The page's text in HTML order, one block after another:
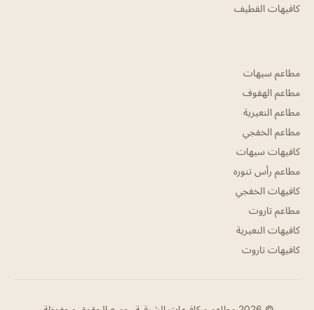
كافيهات القطيف
مطاعم سيهات
مطاعم الهفوف
مطاعم النعيرية
مطاعم الخفجي
كافيهات سيهات
مطاعم رأس تنوره
كافيهات الخفجي
مطاعم تاروت
كافيهات النعيرية
كافيهات تاروت